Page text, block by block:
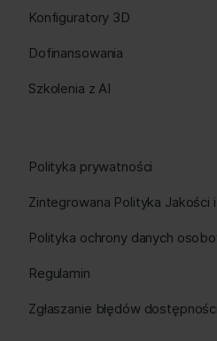
Konfiguratory 3D
Dofinansowania
Szkolenia z AI
Polityka prywatności
Zintegrowana Polityka Jakości
Polityka ochrony danych
Regulamin
Zgłaszanie błędów dostępności